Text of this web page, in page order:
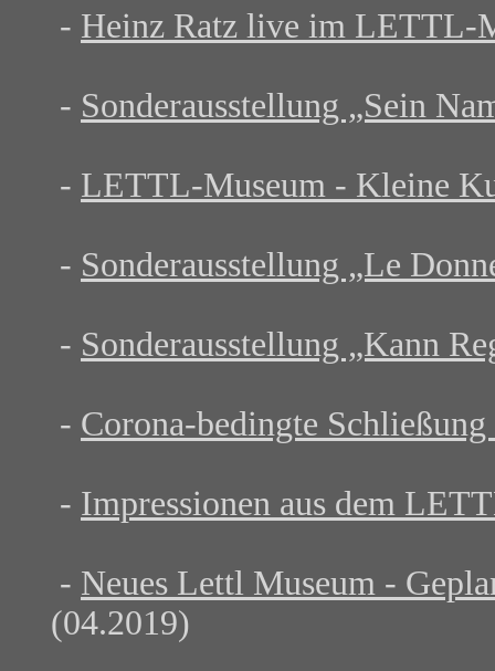
- Heinz Ratz live im LETTL-
- Sonderausstellung „Sein
- LETTL-Museum - Kleine
- Sonderausstellung „Le
- Sonderausstellung „Kann
- Corona-bedingte
- Impressionen aus dem
- Neues Lettl Museum -
(04.2019)